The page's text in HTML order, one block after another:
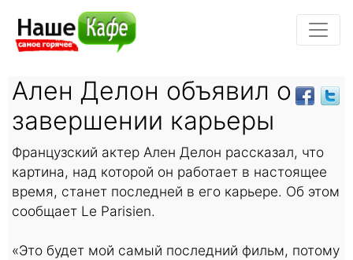
Ален Делон объявил о
завершении карьеры
Французский актер Ален Делон рассказал, что
картина, над которой он работает в настоящее
время, станет последней в его карьере. Об этом
сообщает Le Parisien.
«Это будет мой самый последний фильм, потому